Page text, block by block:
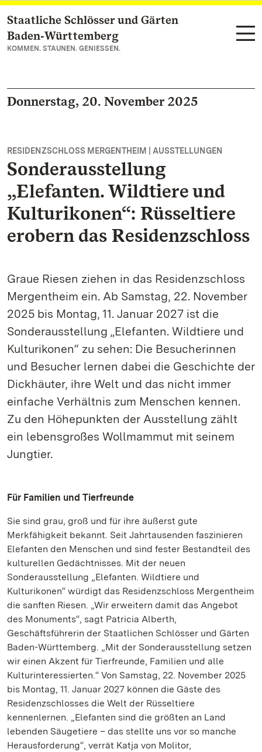
Zum Hauptinhalt springen
Staatliche Schlösser und Gärten
Baden‑Württemberg
KOMMEN. STAUNEN. GENIESSEN.
Donnerstag, 20. November 2025
RESIDENZSCHLOSS MERGENTHEIM | AUSSTELLUNGEN
Sonderausstellung
„Elefanten. Wildtiere und
Kulturikonen“: Rüsseltiere
erobern das Residenzschloss
Graue Riesen ziehen in das Residenzschloss
Mergentheim ein. Ab Samstag, 22. November
2025 bis Montag, 11. Januar 2027 ist die
Sonderausstellung „Elefanten. Wildtiere und
Kulturikonen“ zu sehen: Die Besucherinnen
und Besucher lernen dabei die Geschichte der
Dickhäuter, ihre Welt und das nicht immer
einfache Verhältnis zum Menschen kennen.
Zu den Höhepunkten der Ausstellung zählt
ein lebensgroßes Wollmammut mit seinem
Jungtier.
Für Familien und Tierfreunde
Sie sind grau, groß und für ihre äußerst gute
Merkfähigkeit bekannt. Seit Jahrtausenden faszinieren
Elefanten den Menschen und sind fester Bestandteil des
kulturellen Gedächtnisses. Mit der neuen
Sonderausstellung „Elefanten. Wildtiere und
Kulturikonen“ würdigt das Residenzschloss Mergentheim
die sanften Riesen. „Wir erweitern damit das Angebot
des Monuments“, sagt Patricia Alberth,
Geschäftsführerin der Staatlichen Schlösser und Gärten
Baden-Württemberg. „Mit der Sonderausstellung setzen
wir einen Akzent für Tierfreunde, Familien und alle
Kulturinteressierten.“ Von Samstag, 22. November 2025
bis Montag, 11. Januar 2027 können die Gäste des
Residenzschlosses die Welt der Rüsseltiere
kennenlernen. „Elefanten sind die größten an Land
lebenden Säugetiere – das stellte uns vor so manche
Herausforderung“, verrät Katja von Molitor,